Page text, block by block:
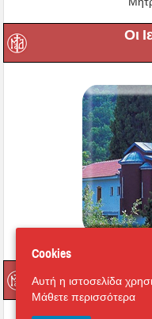
Οι
Cookies
Αυτή η ιστοσελίδα
Μάθετε περισσότερα